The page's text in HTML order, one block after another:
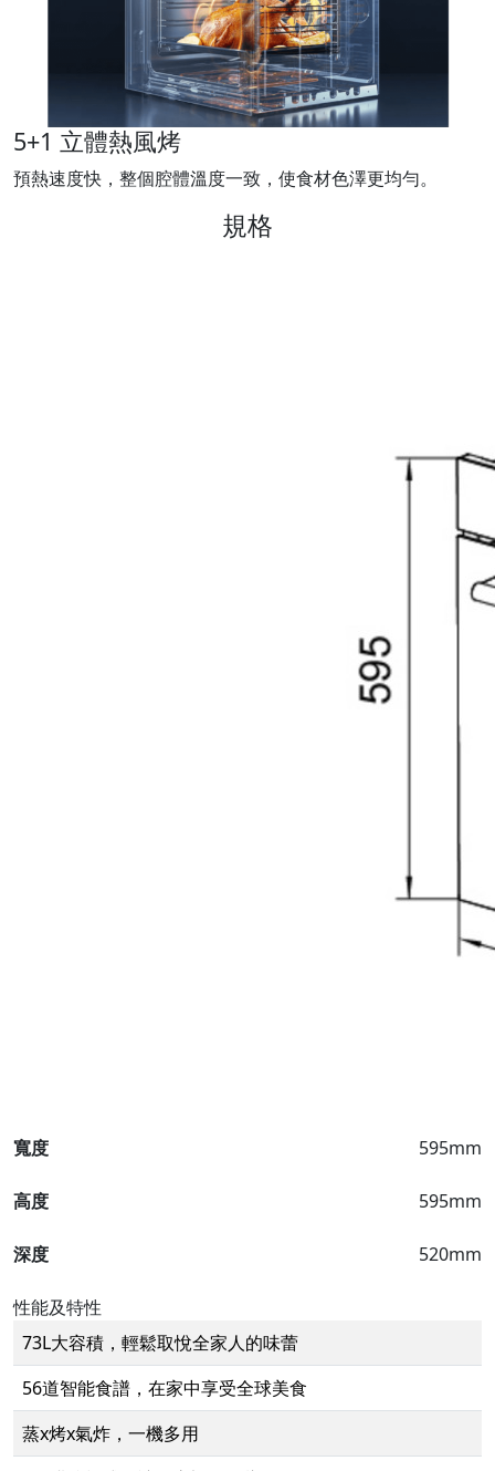
5+1 立體熱風烤
預熱速度快，整個腔體溫度一致，使食材色澤更均勻。
規格
寬度 595mm
高度 595mm
深度 520mm
性能及特性
73L大容積，輕鬆取悅全家人的味蕾
56道智能食譜，在家中享受全球美食
蒸x烤x氣炸，一機多用